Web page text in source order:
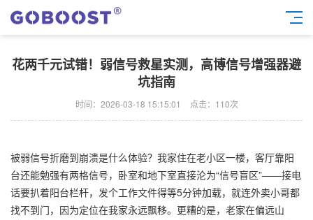
花两千元试错！弱信号救星实测，高博信号增强器避
坑指南
时间：2026-03-18 15:15:01 点击： 110次
被弱信号折磨到崩溃是什么体验？我家住在老小区一楼，客厅靠阳
台还能勉强有两格信号，卧室和地下室直接沦为“信号盲区”——接电
话要扒着阳台栏杆，发个工作文件得等5分钟加载，就连外卖小哥都
找不到门，因为定位在我家永远飘移。更糟的是，老家在偏远山